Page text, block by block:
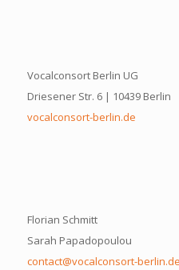
Vocalconsort Berlin UG
Driesener Str. 6 | 10439 Berlin
vocalconsort-berlin.de
Florian Schmitt
Sarah Papadopoulou
contact@vocalconsort-berlin.de